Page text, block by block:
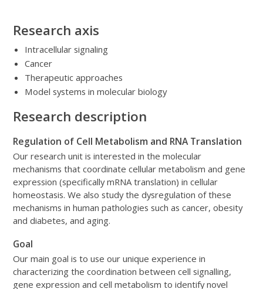
Research axis
Intracellular signaling
Cancer
Therapeutic approaches
Model systems in molecular biology
Research description
Regulation of Cell Metabolism and RNA Translation
Our research unit is interested in the molecular
mechanisms that coordinate cellular metabolism and gene
expression (specifically mRNA translation) in cellular
homeostasis. We also study the dysregulation of these
mechanisms in human pathologies such as cancer, obesity
and diabetes, and aging.
Goal
Our main goal is to use our unique experience in
characterizing the coordination between cell signalling,
gene expression and cell metabolism to identify novel